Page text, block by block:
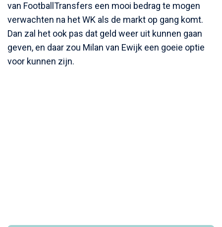
van FootballTransfers een mooi bedrag te mogen
verwachten na het WK als de markt op gang komt.
Dan zal het ook pas dat geld weer uit kunnen gaan
geven, en daar zou Milan van Ewijk een goeie optie
voor kunnen zijn.